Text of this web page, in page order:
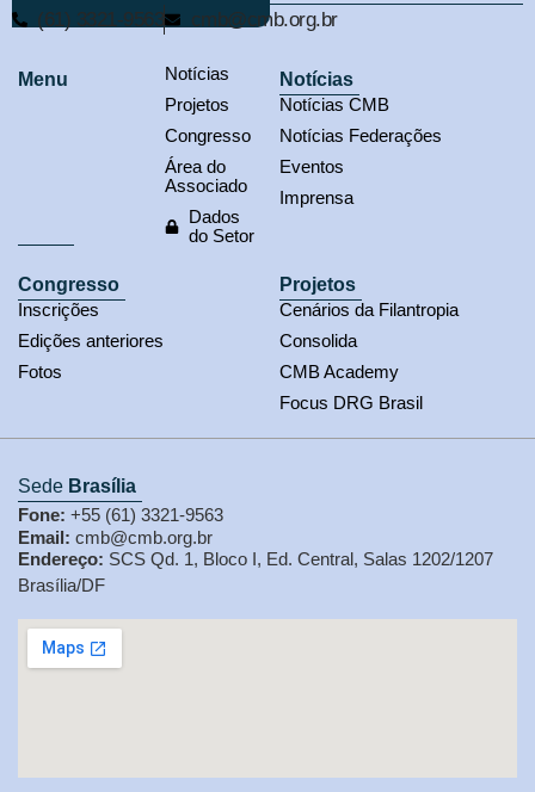
(61) 3321-9563 cmb@cmb.org.br
Menu
Notícias
Projetos
Congresso
Área do
Associado
Dados
do Setor
Notícias
Notícias CMB
Notícias Federações
Eventos
Imprensa
Congresso
Inscrições
Edições anteriores
Fotos
Projetos
Cenários da Filantropia
Consolida
CMB Academy
Focus DRG Brasil
Sede Brasília
Fone: +55 (61) 3321-9563
Email: cmb@cmb.org.br
Endereço: SCS Qd. 1, Bloco I, Ed. Central, Salas 1202/1207
Brasília/DF